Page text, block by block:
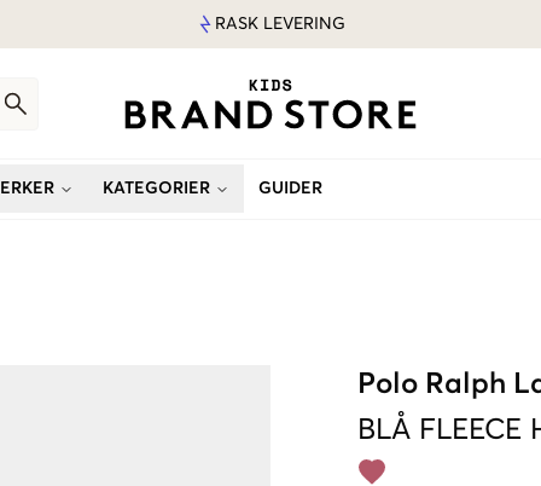
RASK LEVERING
KATEGORIER GUIDER
Polo Ralph
BLÅ FLEECE